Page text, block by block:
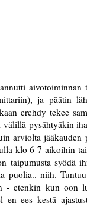
ja päätin
erehdy tekee
pysähtyäkin
arviolta
klo 6-7 aikoihin
syödä
puolia.. niih.
etenkin kun oon
ees kestä